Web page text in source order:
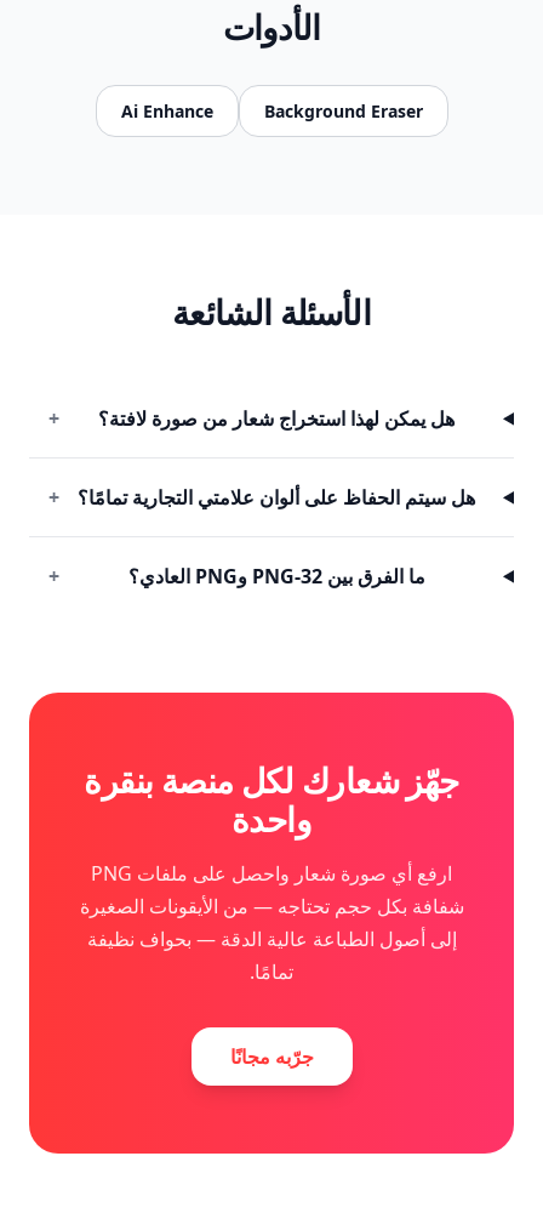
الأدوات
Background Eraser
Ai Enhance
الأسئلة الشائعة
هل يمكن لهذا استخراج شعار من صورة لافتة؟ +
هل سيتم الحفاظ على ألوان علامتي التجارية تمامًا؟ +
ما الفرق بين PNG-32 وPNG العادي؟ +
جهّز شعارك لكل منصة بنقرة
واحدة
ارفع أي صورة شعار واحصل على ملفات PNG
شفافة بكل حجم تحتاجه — من الأيقونات الصغيرة
إلى أصول الطباعة عالية الدقة — بحواف نظيفة
تمامًا.
جرّبه مجانًا